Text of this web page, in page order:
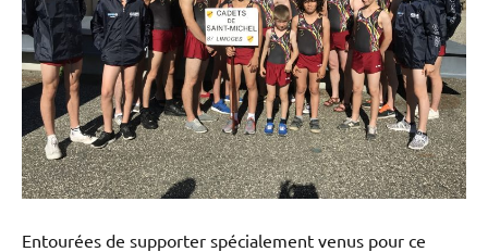
Entourées de supporter spécialement venus pour ce